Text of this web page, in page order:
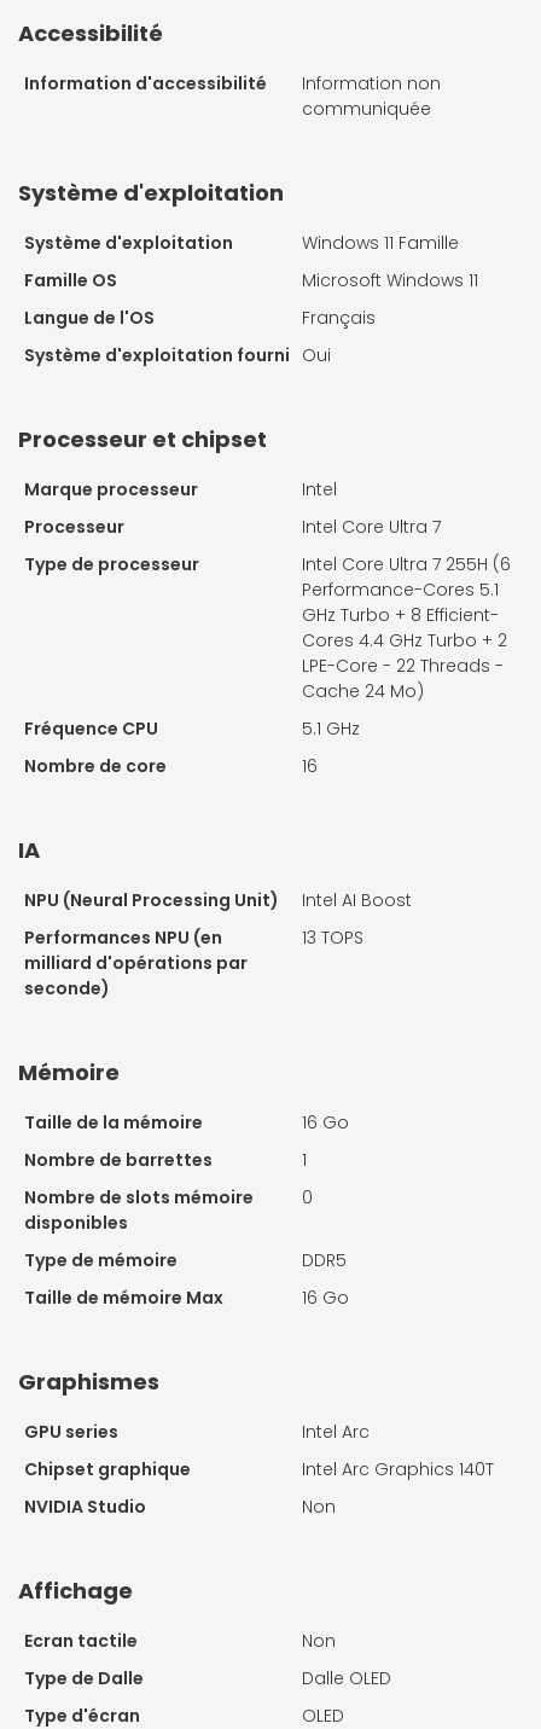
Accessibilité
Information d'accessibilité
Information non
communiquée
Système d'exploitation
Système d'exploitation
Windows 11 Famille
Famille OS
Microsoft Windows 11
Langue de l'OS
Français
Système d'exploitation fourni Oui
Processeur et chipset
Marque processeur
Intel
Processeur
Intel Core Ultra 7
Type de processeur
Intel Core Ultra 7 255H (6
Performance-Cores 5.1
GHz Turbo + 8 Efficient-
Cores 4.4 GHz Turbo + 2
LPE-Core - 22 Threads -
Cache 24 Mo)
Fréquence CPU
5.1 GHz
Nombre de core
16
IA
NPU (Neural Processing Unit)
Intel AI Boost
Performances NPU (en
milliard d'opérations par
seconde)
13 TOPS
Mémoire
Taille de la mémoire
16 Go
Nombre de barrettes
1
Nombre de slots mémoire
disponibles
0
Type de mémoire
DDR5
Taille de mémoire Max
16 Go
Graphismes
GPU series
Intel Arc
Chipset graphique
Intel Arc Graphics 140T
NVIDIA Studio
Non
Affichage
Ecran tactile
Non
Type de Dalle
Dalle OLED
Type d'écran
OLED